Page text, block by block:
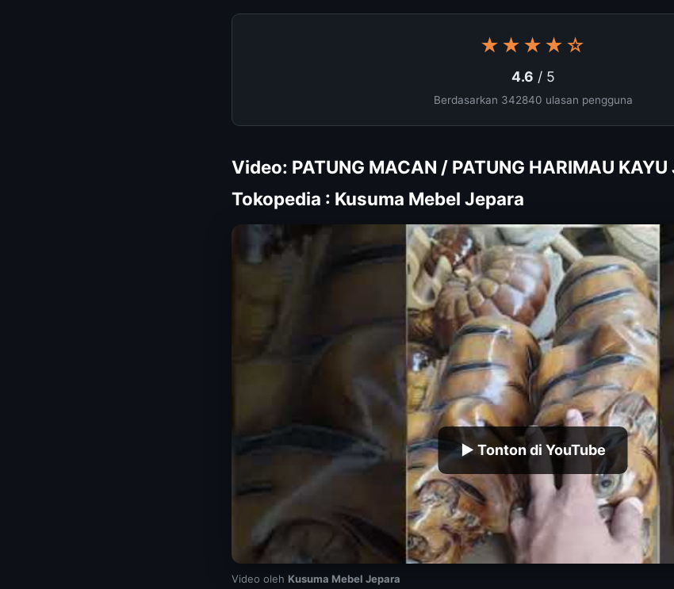
★★★★☆
4.6 / 5
Berdasarkan 342840 ulasan pengguna
Video: PATUNG MACAN / PATUNG HARIMAU KAYU
Tokopedia : Kusuma Mebel Jepara
▶ Tonton di YouTube
Video oleh Kusuma Mebel Jepara